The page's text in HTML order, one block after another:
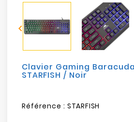
Sécurité
Mobilités
Loisirs

Clavier Gaming Baracuda
STARFISH / Noir
Référence : STARFISH